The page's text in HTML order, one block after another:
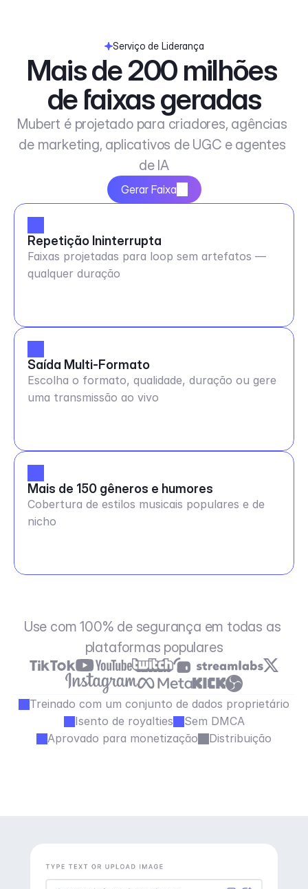
Serviço de Liderança
Mais de 200 milhões
de faixas geradas
Mubert é projetado para criadores, agências
de marketing, aplicativos de UGC e agentes
de IA
Gerar Faixa
Repetição Ininterrupta
Faixas projetadas para loop sem artefatos —
qualquer duração
Saída Multi-Formato
Escolha o formato, qualidade, duração ou gere
uma transmissão ao vivo
Mais de 150 gêneros e humores
Cobertura de estilos musicais populares e de
nicho
Use com 100% de segurança em todas as
plataformas populares
Treinado com um conjunto de dados proprietário
Isento de royalties
Sem DMCA
Aprovado para monetização
Distribuição